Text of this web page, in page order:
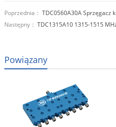
Poprzednia： TDC0560A30A Sprzęgacz
Następny： TDC1315A10 1315-1515
Powiązany